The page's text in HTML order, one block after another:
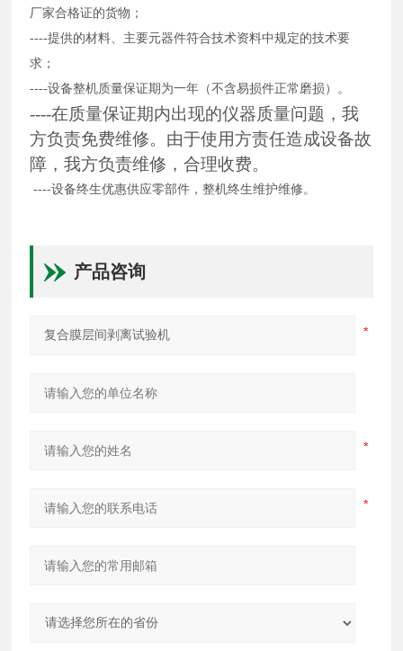
厂家合格证的货物；
----提供的材料、主要元器件符合技术资料中规定的技术要
求；
----设备整机质量保证期为一年（不含易损件正常磨损）。
----在质量保证期内出现的仪器质量问题，我
方负责免费维修。由于使用方责任造成设备故
障，我方负责维修，合理收费。
----设备终生优惠供应零部件，整机终生维护维修。
产品咨询